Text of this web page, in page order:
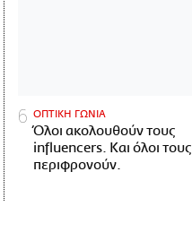
ΟΠΤΙΚΗ ΓΩΝΙΑ
Όλοι ακολουθούν τους
influencers. Και όλοι τους
περιφρονούν.